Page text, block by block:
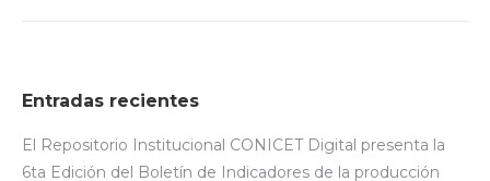
Entradas recientes
El Repositorio Institucional CONICET Digital presenta la
6ta Edición del Boletín de Indicadores de la producción